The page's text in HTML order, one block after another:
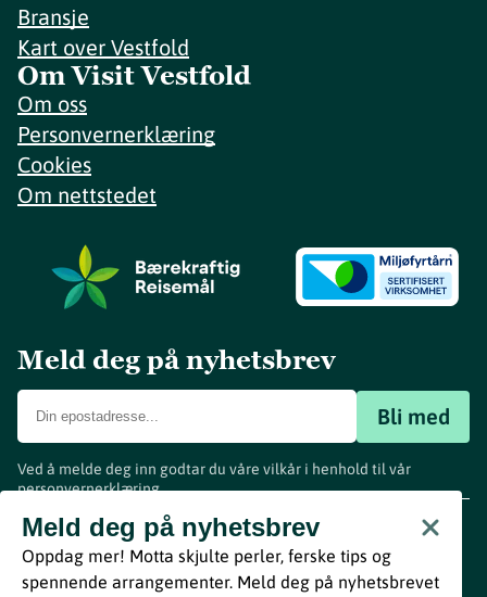
Bransje
Kart over Vestfold
Om Visit Vestfold
Om oss
Personvernerklæring
Cookies
Om nettstedet
Meld deg på nyhetsbrev
Bli med
Ved å melde deg inn godtar du våre vilkår i henhold til vår
personvernerklæring.
Meld deg på nyhetsbrev
Oppdag mer! Motta skjulte perler, ferske tips og
spennende arrangementer. Meld deg på nyhetsbrevet
www.visitvestfold.com
Turistinformasjon
Vestfold Fylkeskommune